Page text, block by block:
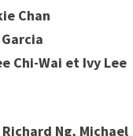
Chan
Chi-Wai et Ivy Lee
Ng, Michael